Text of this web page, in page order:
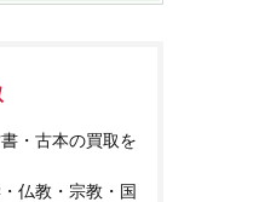
・古本の買取を
仏教・宗教・国